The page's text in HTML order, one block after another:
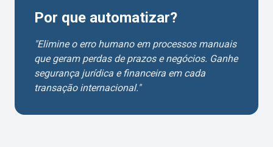
Por que automatizar?
"Elimine o erro humano em processos manuais
que geram perdas de prazos e negócios. Ganhe
segurança jurídica e financeira em cada
transação internacional."